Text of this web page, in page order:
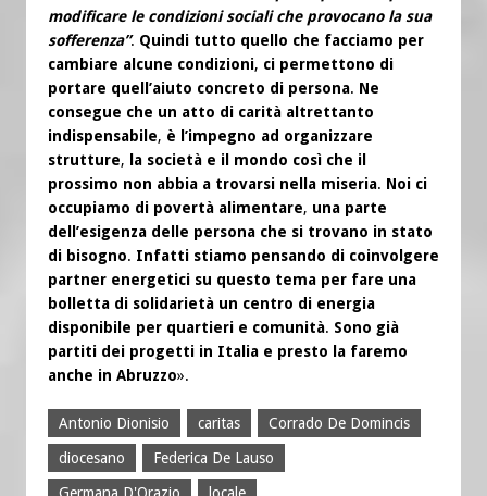
modificare le condizioni sociali che provocano la sua
sofferenza”. Quindi tutto quello che facciamo per
cambiare alcune condizioni, ci permettono di
portare quell’aiuto concreto di persona. Ne
consegue che un atto di carità altrettanto
indispensabile, è l’impegno ad organizzare
strutture,
la società e il mondo così che il
prossimo non abbia a trovarsi nella miseria. Noi ci
occupiamo di povertà alimentare, una parte
dell’esigenza delle persona che si trovano in stato
di bisogno. Infatti stiamo pensando di coinvolgere
partner energetici su questo tema per fare una
bolletta di solidarietà un centro di energia
disponibile per quartieri e comunità. Sono già
partiti dei progetti in Italia e presto la faremo
anche in Abruzzo».
Antonio Dionisio caritas
Corrado De Domincis
diocesano
Federica De Lauso
Germana D'Orazio
locale